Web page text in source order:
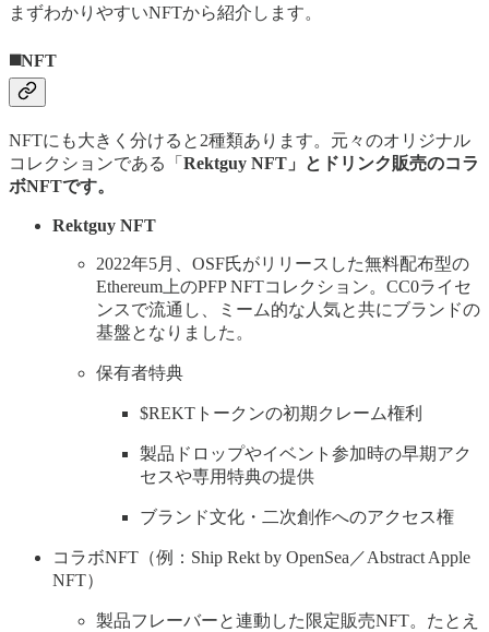
まずわかりやすいNFTから紹介します。
◼️NFT
NFTにも大きく分けると2種類あります。元々のオリジナル
コレクションである「 Rektguy NFT」とドリンク販売のコラ
ボNFTです。
Rektguy NFT
2022年5月、OSF氏がリリースした無料配布型の
Ethereum上のPFP NFTコレクション。CC0ライセ
ンスで流通し、ミーム的な人気と共にブランドの
基盤となりました。
保有者特典
$REKTトークンの初期クレーム権利
製品ドロップやイベント参加時の早期アク
セスや専用特典の提供
ブランド文化・二次創作へのアクセス権
コラボNFT（例：Ship Rekt by OpenSea／Abstract Apple
NFT）
製品フレーバーと連動した限定販売NFT。たとえ